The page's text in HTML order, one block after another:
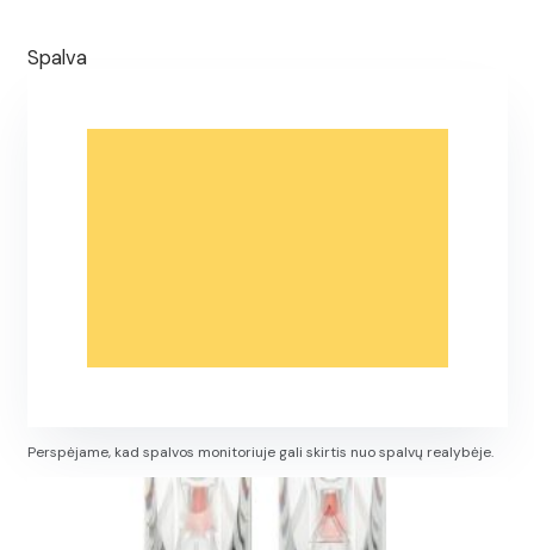
Spalva
Perspėjame, kad spalvos monitoriuje gali skirtis nuo spalvų realybėje.